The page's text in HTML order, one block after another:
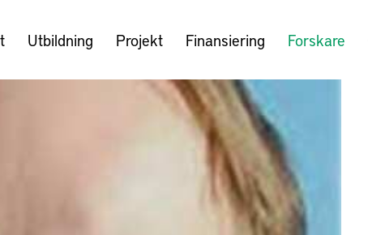
Utbildning Projekt Finansiering Forskare